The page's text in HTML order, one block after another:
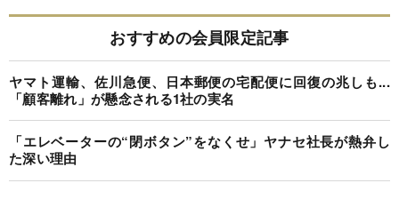
おすすめの会員限定記事
ヤマト運輸、佐川急便、日本郵便の宅配便に回復の兆しも...
「顧客離れ」が懸念される1社の実名
「エレベーターの“閉ボタン”をなくせ」ヤナセ社長が熱弁し
た深い理由